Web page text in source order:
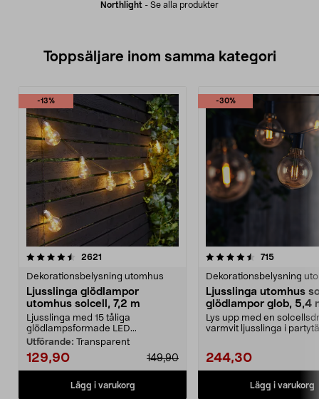
Northlight - Se alla produkter
Toppsäljare inom samma kategori
-13%
2621
Dekorationsbelysning utomhus
Ljusslinga glödlampor
utomhus solcell, 7,2 m
Ljusslinga med 15 tåliga
glödlampsformade LED...
Utförande: Transparent
129,90 149,90
Lägg i varukorg
-30%
4.5 av 5 stjärnor 715
Dekorationsbelysning
Ljusslinga utomhus
glödlampor glob, 5,4
Lys upp med en
varmvit ljusslinga i
244,30
Lägg i varukorg
4.5 av 5 stjärnor